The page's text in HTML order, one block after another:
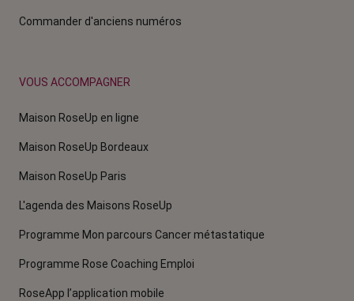
Commander d'anciens numéros
VOUS ACCOMPAGNER
Maison RoseUp en ligne
Maison RoseUp Bordeaux
Maison RoseUp Paris
L'agenda des Maisons RoseUp
Programme Mon parcours Cancer métastatique
Programme Rose Coaching Emploi
RoseApp l’application mobile